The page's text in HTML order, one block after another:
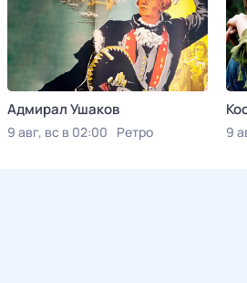
Адмирал Ушаков
9 авг, вс в 02:00 Ретро
9